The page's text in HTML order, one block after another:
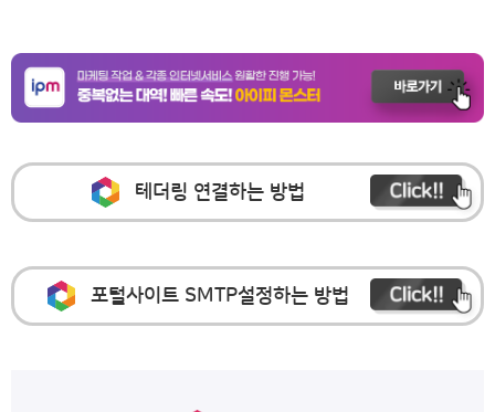
테더링 연결하는 방법
포털사이트 SMTP설정하는 방법